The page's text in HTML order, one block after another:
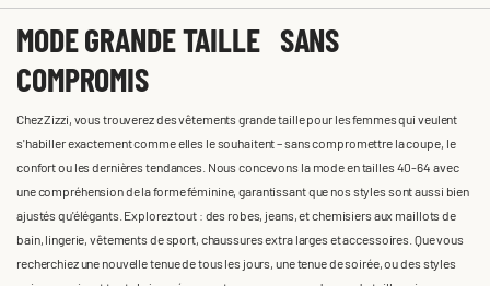
MODE GRANDE TAILLE SANS
COMPROMIS
Chez Zizzi, vous trouverez des vêtements grande taille pour les femmes qui veulent
s'habiller exactement comme elles le souhaitent – sans compromettre la coupe, le
confort ou les dernières tendances. Nous concevons la mode en tailles 40-64 avec
une compréhension de la forme féminine, garantissant que nos styles sont aussi bien
ajustés qu'élégants. Explorez tout : des robes, jeans, et chemisiers aux maillots de
bain, lingerie, vêtements de sport, chaussures extra larges et accessoires. Que vous
recherchiez une nouvelle tenue de tous les jours, une tenue de soirée, ou des styles